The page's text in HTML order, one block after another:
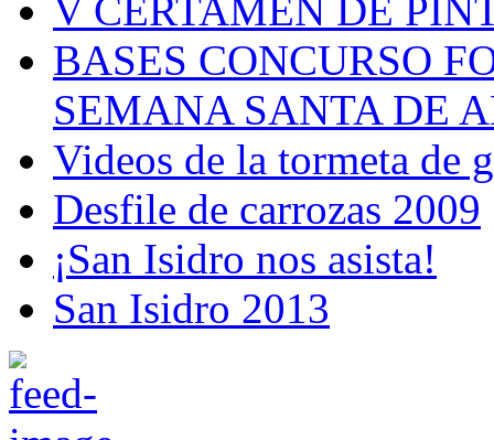
V CERTAMEN DE
BASES CONCURSO
SEMANA SANTA DE
Videos de la tormeta de
Desfile de carrozas 2009
¡San Isidro nos asista!
San Isidro 2013